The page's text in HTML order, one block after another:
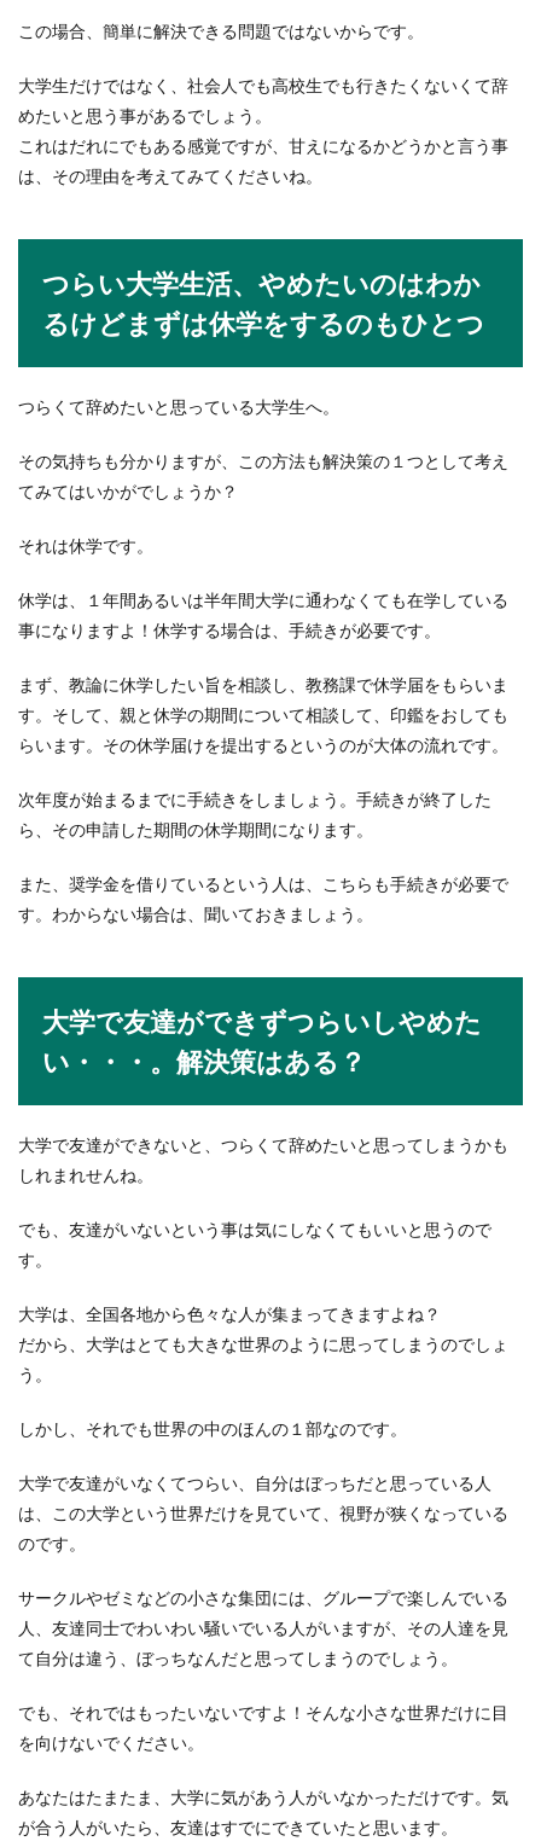
障害者のための公務員試験における面
者枠に応募することができます。では、障害者枠
での...
いう女性のホンネ
職場にイケメンはいますか？また職場にイケメン
履歴書の職歴詐称はバレる！？嘘をつ
減らしたり、...
野球観戦を女子一人で楽しむススメと
知っておきたいポイント
野球観戦に女子一人で行ってみたいけど、一人だ
と少し不安でなかなか行動できないでいる女子も
いるでしょう...
ピアノを克服し合格するには
保育士試験には実技試験があり、その1つにピア
ノ実技があります。小さい頃からピアノを習って
いる...
ていても座っ...
この場合、簡単に解決できる問題ではないからです。
大学生だけではなく、社会人でも高校生でも行きたくないくて辞
めたいと思う事があるでしょう。
これはだれにでもある感覚ですが、甘えになるかどうかと言う事
は、その理由を考えてみてくださいね。
つらい大学生活、やめたいのはわか
るけどまずは休学をするのもひとつ
つらくて辞めたいと思っている大学生へ。
その気持ちも分かりますが、この方法も解決策の１つとして考え
てみてはいかがでしょうか？
それは休学です。
休学は、１年間あるいは半年間大学に通わなくても在学している
事になりますよ！休学する場合は、手続きが必要です。
まず、教論に休学したい旨を相談し、教務課で休学届をもらいま
す。そして、親と休学の期間について相談して、印鑑をおしても
らいます。その休学届けを提出するというのが大体の流れです。
次年度が始まるまでに手続きをしましょう。手続きが終了した
ら、その申請した期間の休学期間になります。
また、奨学金を借りているという人は、こちらも手続きが必要で
す。わからない場合は、聞いておきましょう。
大学で友達ができずつらいしやめた
い・・・。解決策はある？
大学で友達ができないと、つらくて辞めたいと思ってしまうかも
しれまれせんね。
でも、友達がいないという事は気にしなくてもいいと思うので
す。
大学は、全国各地から色々な人が集まってきますよね？
だから、大学はとても大きな世界のように思ってしまうのでしょ
う。
しかし、それでも世界の中のほんの１部なのです。
大学で友達がいなくてつらい、自分はぼっちだと思っている人
は、この大学という世界だけを見ていて、視野が狭くなっている
のです。
サークルやゼミなどの小さな集団には、グループで楽しんでいる
人、友達同士でわいわい騒いでいる人がいますが、その人達を見
て自分は違う、ぼっちなんだと思ってしまうのでしょう。
でも、それではもったいないですよ！そんな小さな世界だけに目
を向けないでください。
あなたはたまたま、大学に気があう人がいなかっただけです。気
が合う人がいたら、友達はすでにできていたと思います。